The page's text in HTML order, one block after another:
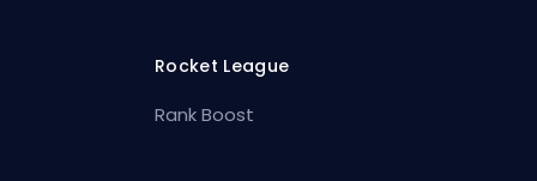
Rocket League
Rank Boost